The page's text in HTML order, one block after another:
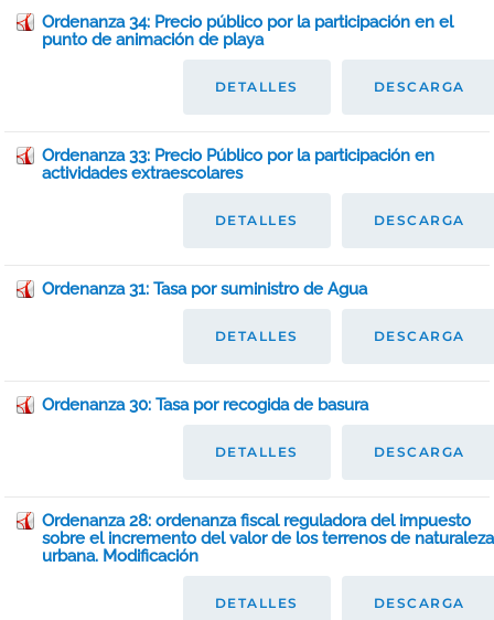
Ordenanza 34: Precio público por la participación en el
punto de animación de playa
DESCARGA
DETALLES
Ordenanza 33: Precio Público por la participación en
actividades extraescolares
DESCARGA
DETALLES
Ordenanza 31: Tasa por suministro de Agua
DESCARGA
DETALLES
Ordenanza 30: Tasa por recogida de basura
DESCARGA
DETALLES
Ordenanza 28: ordenanza fiscal reguladora del impuesto
sobre el incremento del valor de los terrenos de naturaleza
urbana. Modificación
DESCARGA
DETALLES